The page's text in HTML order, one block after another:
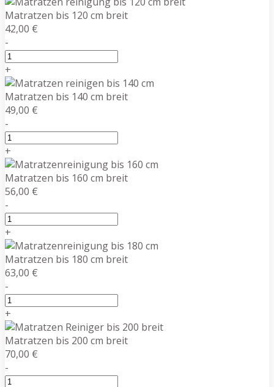
Matratzen bis 120 cm breit
42,00 €
-
+
Matratzen bis 140 cm breit
49,00 €
-
+
Matratzen bis 160 cm breit
56,00 €
-
+
Matratzen bis 180 cm breit
63,00 €
-
+
Matratzen bis 200 cm breit
70,00 €
-